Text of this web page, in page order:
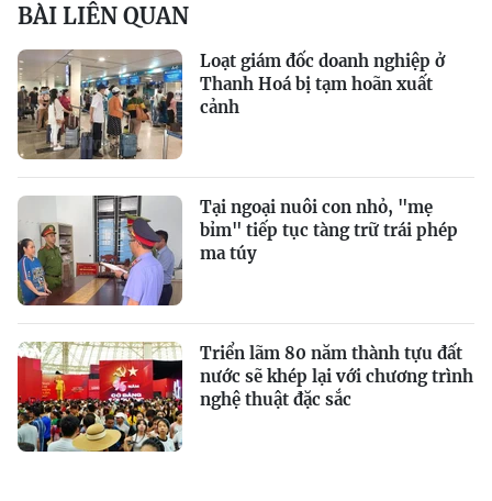
BÀI LIÊN QUAN
Loạt giám đốc doanh nghiệp ở
Thanh Hoá bị tạm hoãn xuất
cảnh
Tại ngoại nuôi con nhỏ, "mẹ
bỉm" tiếp tục tàng trữ trái phép
ma túy
Triển lãm 80 năm thành tựu đất
nước sẽ khép lại với chương trình
nghệ thuật đặc sắc